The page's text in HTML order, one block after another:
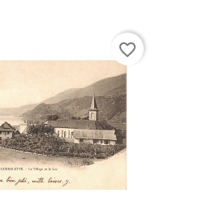
favorite_border